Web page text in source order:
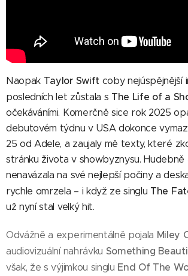
Naopak Taylor Swiftcoby nejúspějnější
posledních let zůstala s The Life of a
očekáváními. Komerčně sice rok 2025
debutovém týdnu v USA dokonce
25 od Adele, a zaujaly mě texty, které
stránku života v showbyznysu. Hudebně
nenavázala na své nejlepší počiny a
rychle omrzela – i když ze singlu The
už nyní stal velký hit.
Odvážně a experimentálně pojala Miley
audiovizuální nahrávku Something
však, že s výjimkou singlu End Of The